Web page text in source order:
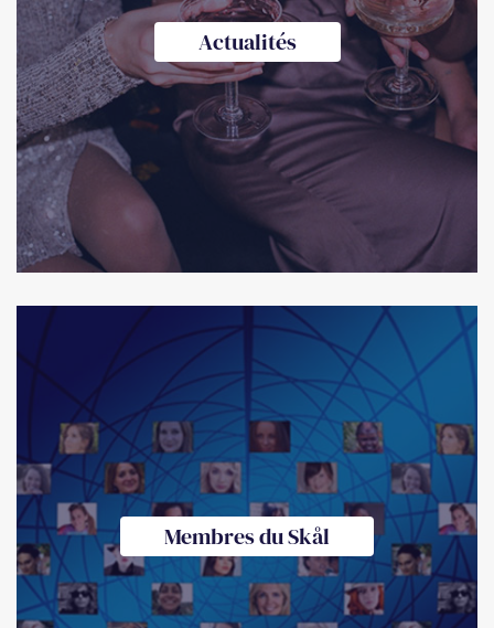
Actualités
Membres du Skål